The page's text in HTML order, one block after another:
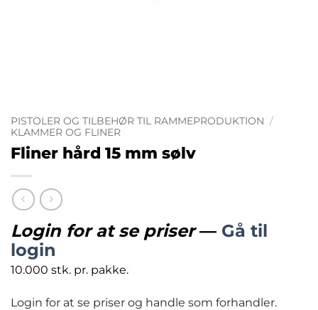
PISTOLER OG TILBEHØR TIL RAMMEPRODUKTION /
KLAMMER OG FLINER
Fliner hård 15 mm sølv
Login for at se priser— Gå til
login
10.000 stk. pr. pakke.
Login for at se priser og handle som forhandler.